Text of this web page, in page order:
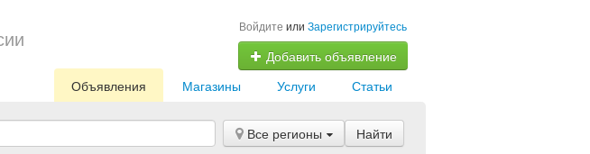
Войдите или Зарегистрируйтесь
Добавить объявление
Статьи
Услуги
Магазины
Объявления
Все регионы Найти